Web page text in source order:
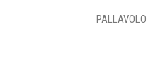
PALLAVOLO